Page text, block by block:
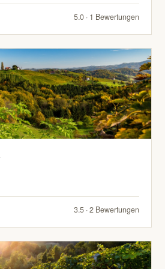
5.0 · 1 Bewertungen
3.5 · 2 Bewertungen